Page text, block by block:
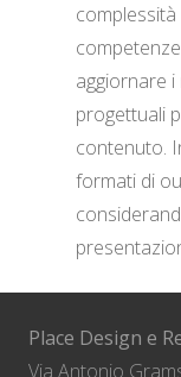
aggiornare
progettuali
contenuto.
formati di
Place Design e
Via Antonio